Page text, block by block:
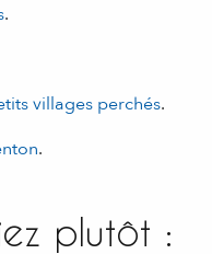
.
villages perchés.
.
plutôt :